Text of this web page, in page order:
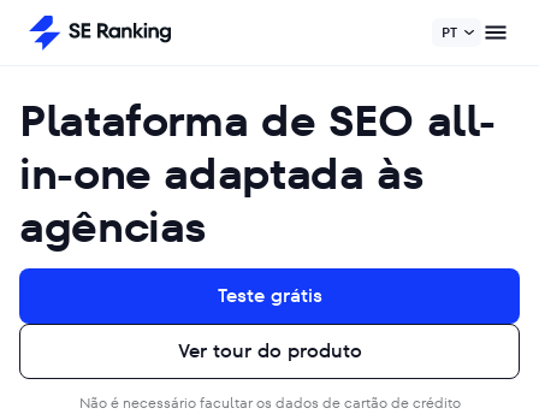
PT
Plataforma de SEO all-
in-one adaptada às
agências
Teste grátis
Ver tour do produto
Não é necessário facultar os dados de cartão de crédito